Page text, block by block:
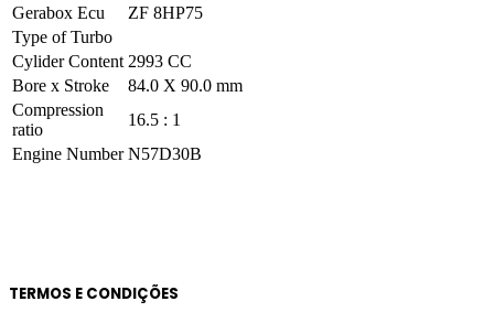
Gerabox Ecu
ZF 8HP75
Type of Turbo
Cylider Content 2993 CC
Bore x Stroke
84.0 X 90.0 mm
Compression
ratio
16.5 : 1
Engine Number N57D30B
TERMOS E CONDIÇÕES